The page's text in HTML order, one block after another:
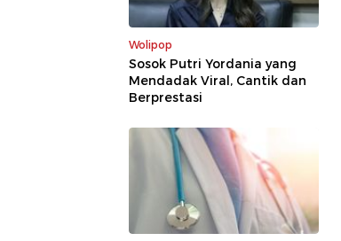
Wolipop
Sosok Putri Yordania yang
Mendadak Viral, Cantik dan
Berprestasi